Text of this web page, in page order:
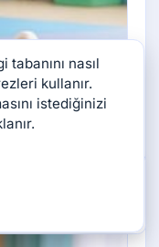
nasıl
kullanır.
istediğinizi